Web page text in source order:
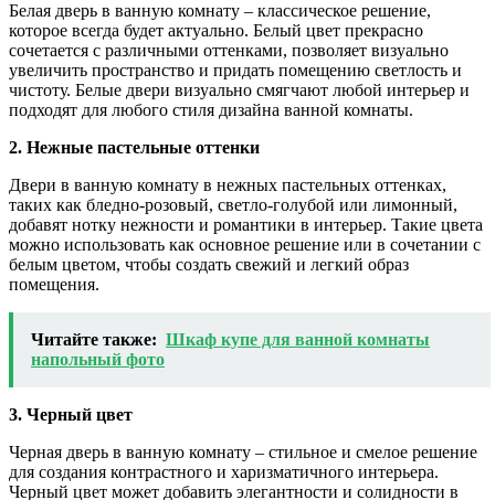
Белая дверь в ванную комнату – классическое решение,
которое всегда будет актуально. Белый цвет прекрасно
сочетается с различными оттенками, позволяет визуально
увеличить пространство и придать помещению светлость и
чистоту. Белые двери визуально смягчают любой интерьер и
подходят для любого стиля дизайна ванной комнаты.
2. Нежные пастельные оттенки
Двери в ванную комнату в нежных пастельных оттенках,
таких как бледно-розовый, светло-голубой или лимонный,
добавят нотку нежности и романтики в интерьер. Такие цвета
можно использовать как основное решение или в сочетании с
белым цветом, чтобы создать свежий и легкий образ
помещения.
Читайте также: Шкаф купе для ванной комнаты
напольный фото
3. Черный цвет
Черная дверь в ванную комнату – стильное и смелое решение
для создания контрастного и харизматичного интерьера.
Черный цвет может добавить элегантности и солидности в